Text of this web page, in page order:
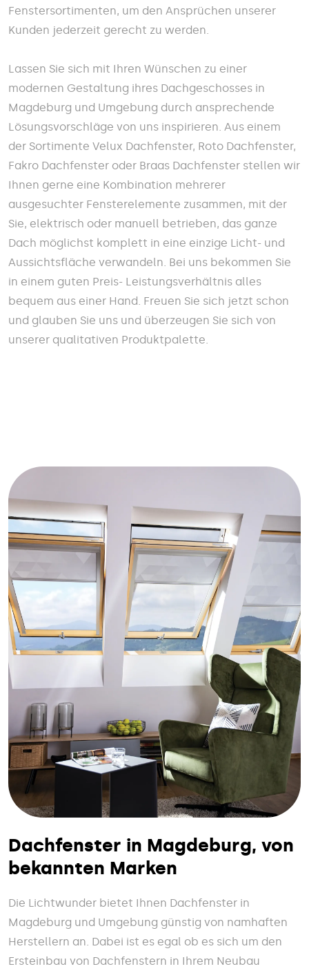
Fenstersortimenten, um den Ansprüchen unserer
Kunden jederzeit gerecht zu werden.
Lassen Sie sich mit Ihren Wünschen zu einer
modernen Gestaltung ihres Dachgeschosses in
Magdeburg und Umgebung durch ansprechende
Lösungsvorschläge von uns inspirieren. Aus einem
der Sortimente Velux Dachfenster, Roto Dachfenster,
Fakro Dachfenster oder Braas Dachfenster stellen wir
Ihnen gerne eine Kombination mehrerer
ausgesuchter Fensterelemente zusammen, mit der
Sie, elektrisch oder manuell betrieben, das ganze
Dach möglichst komplett in eine einzige Licht- und
Aussichtsfläche verwandeln. Bei uns bekommen Sie
in einem guten Preis- Leistungsverhältnis alles
bequem aus einer Hand. Freuen Sie sich jetzt schon
und glauben Sie uns und überzeugen Sie sich von
unserer qualitativen Produktpalette.
Dachfenster in Magdeburg, von
bekannten Marken
Die Lichtwunder bietet Ihnen Dachfenster in
Magdeburg und Umgebung günstig von namhaften
Herstellern an. Dabei ist es egal ob es sich um den
Ersteinbau von Dachfenstern in Ihrem Neubau